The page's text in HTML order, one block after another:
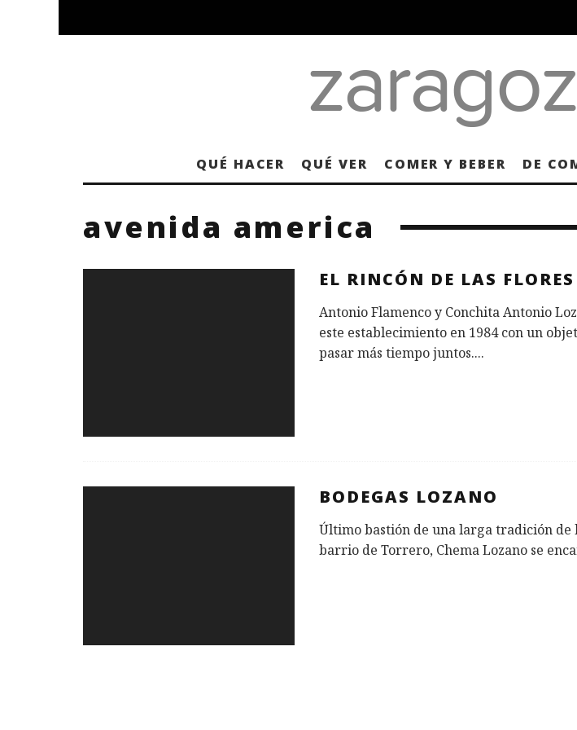
QUÉ HACER QUÉ VER COMER Y BEBER DE
avenida america
EL RINCÓN DE LAS FLORES
Antonio Flamenco y Conchita Antonio
este establecimiento en 1984 con un
pasar más tiempo juntos....
BODEGAS LOZANO
Último bastión de una larga tradición de
barrio de Torrero, Chema Lozano se